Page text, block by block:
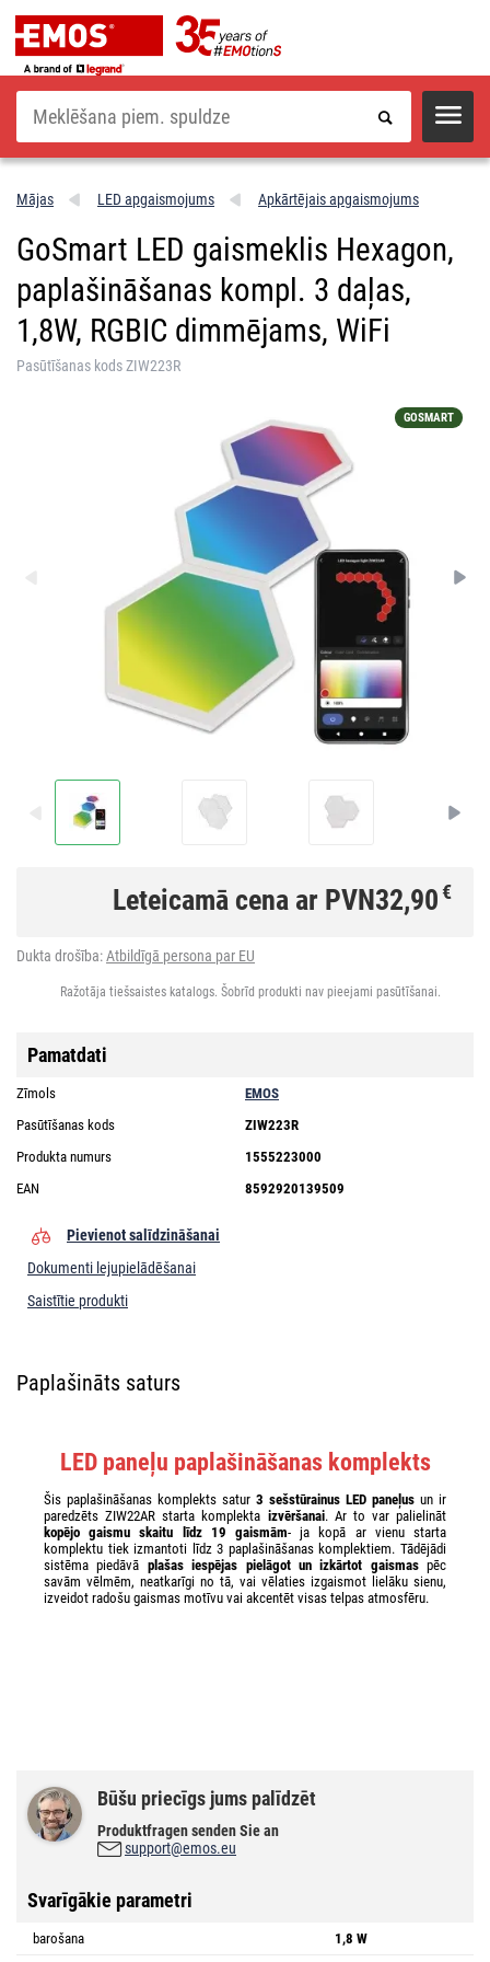
Meklēšana
Mājas LED apgaismojums Apkārtējais apgaismojums
GoSmart LED gaismeklis Hexagon,
paplašināšanas kompl. 3 daļas,
1,8W, RGBIC dimmējams, WiFi
Pasūtīšanas kods ZIW223R
GOSMART
Leteicamā cena ar PVN32,90€
Dukta drošība:Atbildīgā persona par EU
Ražotāja tiešsaistes katalogs. Šobrīd produkti nav pieejami pasūtīšanai.
Pamatdati
Zīmols
EMOS
Pasūtīšanas kods
ZIW223R
Produkta numurs
1555223000
EAN
8592920139509
Pievienot salīdzināšanai
Dokumenti lejupielādēšanai
Saistītie produkti
Paplašināts saturs
LED paneļu paplašināšanas komplekts
Šis paplašināšanas komplekts satur 3 sešstūrainus LED paneļus un ir
paredzēts ZIW22AR starta komplekta izvēršanai. Ar to var palielināt
kopējo gaismu skaitu līdz 19 gaismām- ja kopā ar vienu starta
komplektu tiek izmantoti līdz 3 paplašināšanas komplektiem. Tādējādi
sistēma piedāvā plašas iespējas pielāgot un izkārtot gaismaspēc
savām vēlmēm, neatkarīgi no tā, vai vēlaties izgaismot lielāku sienu,
izveidot radošu gaismas motīvu vai akcentēt visas telpas atmosfēru.
Būšu priecīgs jums palīdzēt
Produktfragen senden Sie an
support@emos.eu
Svarīgākie parametri
barošana 1,8 W